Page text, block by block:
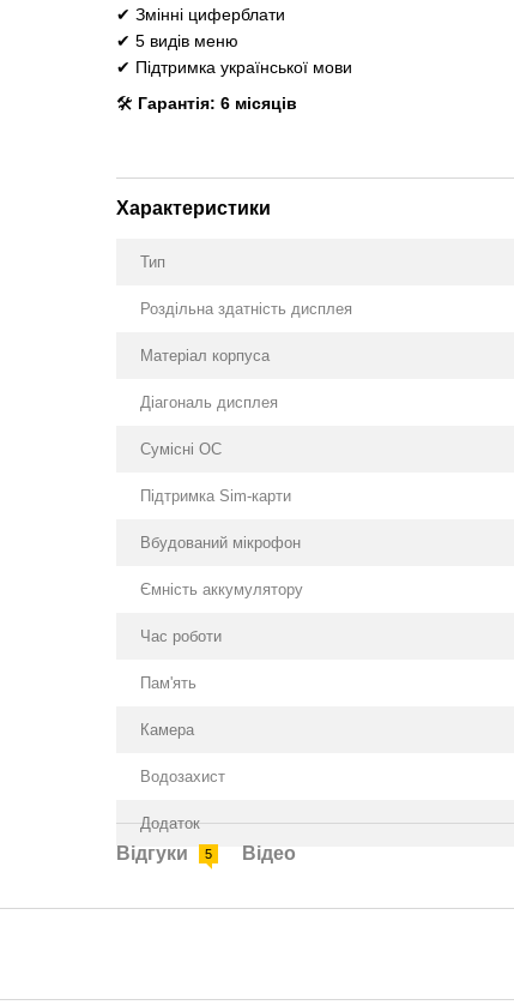
✔ Змінні циферблати
✔ 5 видів меню
✔ Підтримка української мови
🛠 Гарантія: 6 місяців
Характеристики
Тип
Роздільна здатність дисплея
Матеріал корпуса
Діагональ дисплея
Сумісні ОС
Підтримка Sim-карти
Вбудований мікрофон
Ємність аккумулятору
Час роботи
Пам'ять
Камера
Водозахист
Додаток
Відгуки 5 Відео